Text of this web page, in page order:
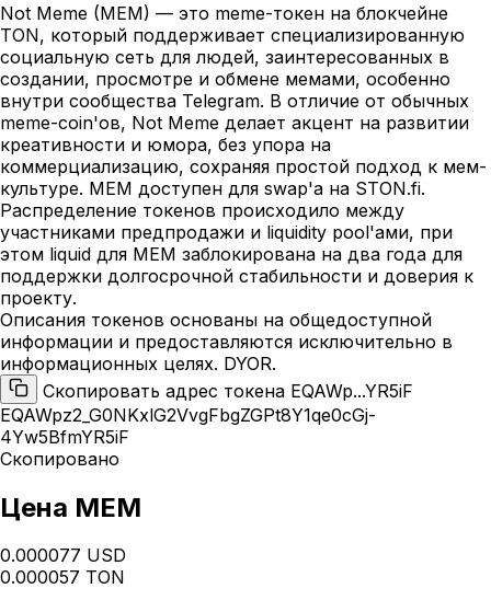
Not Meme (MEM) — это meme-токен на блокчейне
TON, который поддерживает специализированную
социальную сеть для людей, заинтересованных в
создании, просмотре и обмене мемами, особенно
внутри сообщества Telegram. В отличие от обычных
meme-coin'ов, Not Meme делает акцент на развитии
креативности и юмора, без упора на
коммерциализацию, сохраняя простой подход к мем-
культуре. MEM доступен для swap'а на STON.fi.
Распределение токенов происходило между
участниками предпродажи и liquidity pool'ами, при
этом liquid для MEM заблокирована на два года для
поддержки долгосрочной стабильности и доверия к
проекту.
Описания токенов основаны на общедоступной
информации и предоставляются исключительно в
информационных целях. DYOR.
Скопировать адрес токена EQAWp...YR5iF
EQAWpz2_G0NKxlG2VvgFbgZGPt8Y1qe0cGj-
4Yw5BfmYR5iF
Скопировано
Цена MEM
0.000077 USD
0.000057 TON